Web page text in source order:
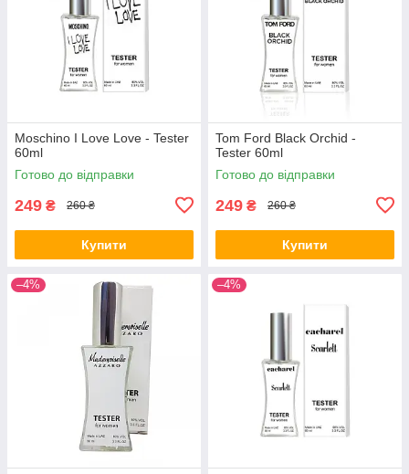
Moschino I Love Love - Tester
60ml
Готово до відправки
249 ₴ 260 ₴
Купити
Tom Ford Black Orchid -
Tester 60ml
Готово до відправки
249 ₴ 260 ₴
Купити
–4% –4%